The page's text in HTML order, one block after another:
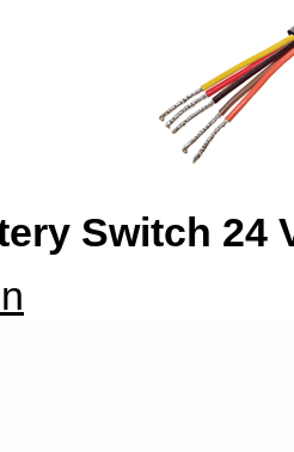
Switch 24